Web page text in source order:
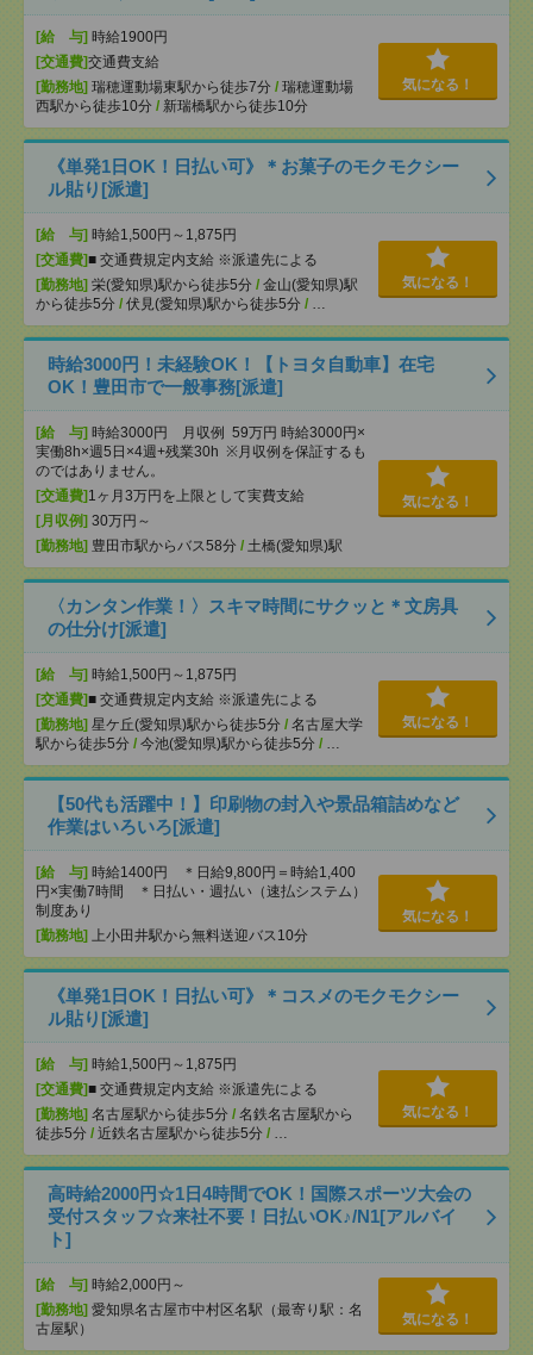
[給 与] 時給1900円
[交通費]交通費支給
[勤務地] 瑞穂運動場東駅から徒歩7分 / 瑞穂運動場
西駅から徒歩10分 / 新瑞橋駅から徒歩10分
気になる！
《単発1日OK！日払い可》＊お菓子のモクモクシー
ル貼り[派遣]
[給 与] 時給1,500円～1,875円
[交通費]■ 交通費規定内支給 ※派遣先による
[勤務地] 栄(愛知県)駅から徒歩5分 / 金山(愛知県)駅
から徒歩5分 / 伏見(愛知県)駅から徒歩5分 / …
気になる！
時給3000円！未経験OK！【トヨタ自動車】在宅
OK！豊田市で一般事務[派遣]
[給 与] 時給3000円 月収例 59万円 時給3000円×
実働8h×週5日×4週+残業30h ※月収例を保証するも
のではありません。
[交通費] 1ヶ月3万円を上限として実費支給
[月収例] 30万円～
[勤務地] 豊田市駅からバス58分 / 土橋(愛知県)駅
気になる！
〈カンタン作業！〉スキマ時間にサクッと＊文房具
の仕分け[派遣]
[給 与] 時給1,500円～1,875円
[交通費]■ 交通費規定内支給 ※派遣先による
[勤務地] 星ケ丘(愛知県)駅から徒歩5分 / 名古屋大学
駅から徒歩5分 / 今池(愛知県)駅から徒歩5分 / …
気になる！
【50代も活躍中！】印刷物の封入や景品箱詰めなど
作業はいろいろ[派遣]
[給 与] 時給1400円 ＊日給9,800円＝時給1,400
円×実働7時間 ＊日払い・週払い（速払システム）
制度あり
[勤務地] 上小田井駅から無料送迎バス10分
気になる！
《単発1日OK！日払い可》＊コスメのモクモクシー
ル貼り[派遣]
[給 与] 時給1,500円～1,875円
[交通費]■ 交通費規定内支給 ※派遣先による
[勤務地] 名古屋駅から徒歩5分 / 名鉄名古屋駅から
徒歩5分 / 近鉄名古屋駅から徒歩5分 / …
気になる！
高時給2000円☆1日4時間でOK！国際スポーツ大会の
受付スタッフ☆来社不要！日払いOK♪/N1[アルバイ
ト]
[給 与] 時給2,000円～
[勤務地] 愛知県名古屋市中村区名駅（最寄り駅：名
古屋駅）
気になる！